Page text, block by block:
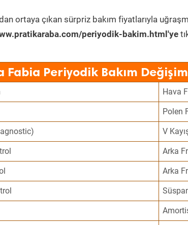
ortaya çıkan sürpriz bakım fiyatlarıyla
periyodik-bakim.html'ye
Fabia Periyodik Bakım
Hava
Polen
V
Arka
Arka